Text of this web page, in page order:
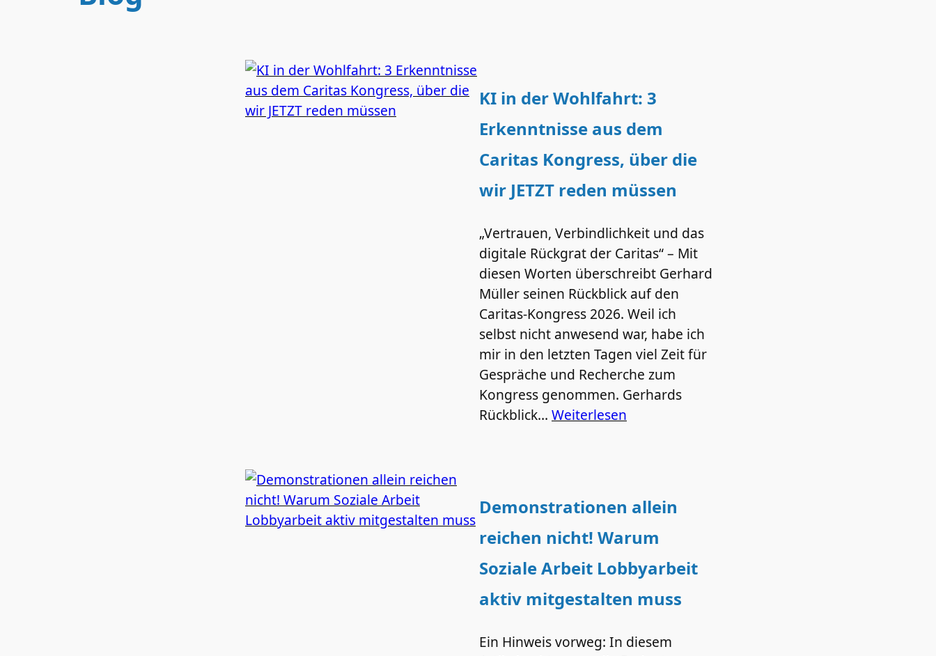
KI in der Wohlfahrt: 3
Erkenntnisse aus dem
Caritas Kongress, über die
wir JETZT reden müssen
„Vertrauen, Verbindlichkeit und das
digitale Rückgrat der Caritas“ – Mit
diesen Worten überschreibt Gerhard
Müller seinen Rückblick auf den
Caritas-Kongress 2026. Weil ich
selbst nicht anwesend war, habe ich
mir in den letzten Tagen viel Zeit für
Gespräche und Recherche zum
Kongress genommen. Gerhards
Rückblick… Weiterlesen
Demonstrationen allein
reichen nicht! Warum
Soziale Arbeit Lobbyarbeit
aktiv mitgestalten muss
Ein Hinweis vorweg: In diesem